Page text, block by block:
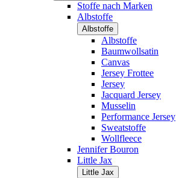
Stoffe nach Marken
Albstoffe
Albstoffe
Albstoffe
Baumwollsatin
Canvas
Jersey Frottee
Jersey
Jacquard Jersey
Musselin
Performance Jersey
Sweatstoffe
Wollfleece
Jennifer Bouron
Little Jax
Little Jax